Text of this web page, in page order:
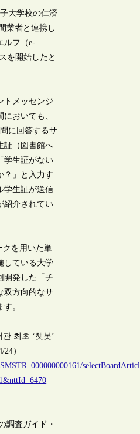
大学校の仁済
業者と連携し
ルフ（e-
を開始したと
トメッセンジ
おいても、
に回答するサ
証（図書館へ
学生証がない
？」と入力す
学生証が送信
紹介されてい
クを用いた単
している大学
開発した「チ
双方向的なサ
。
최초 ‘챗봇’
）
調査ガイド・